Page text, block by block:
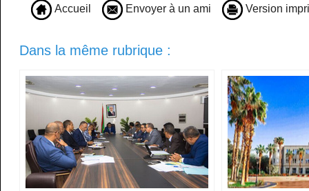
Accueil Envoyer à un ami Version
Dans la même rubrique :